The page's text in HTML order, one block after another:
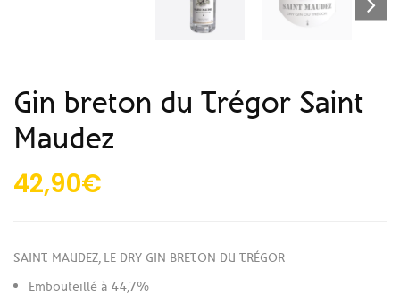
Gin breton du Trégor Saint
Maudez
42,90€
SAINT MAUDEZ, LE DRY GIN BRETON DU TRÉGOR
Embouteillé à 44,7%